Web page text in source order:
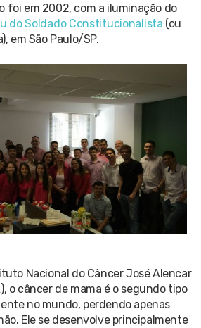
foi em 2002, com a iluminação do
do Soldado Constitucionalista (ou
em São Paulo/SP.
Nacional do Câncer José Alencar
o câncer de mama é o segundo tipo
no mundo, perdendo apenas
Ele se desenvolve principalmente